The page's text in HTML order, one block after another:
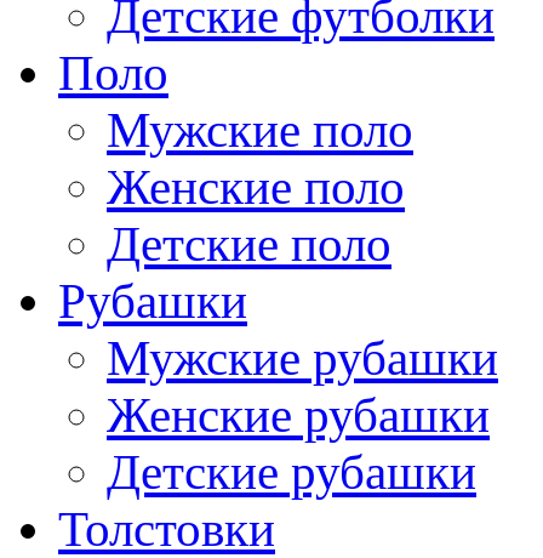
Детские футболки
Поло
Мужские поло
Женские поло
Детские поло
Рубашки
Мужские рубашки
Женские рубашки
Детские рубашки
Толстовки